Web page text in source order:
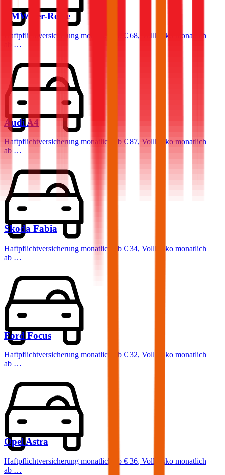
BMW 3er-Reihe
Haftpflichtversicherung monatlich ab € 68,
Vollkasko monatlich
ab …
Audi A4
Haftpflichtversicherung monatlich ab € 87, Vollkasko monatlich
ab …
Skoda Fabia
Haftpflichtversicherung monatlich ab € 34, Vollkasko monatlich
ab …
Ford Focus
Haftpflichtversicherung monatlich ab € 32, Vollkasko monatlich
ab …
Opel Astra
Haftpflichtversicherung monatlich ab € 36, Vollkasko monatlich
ab …